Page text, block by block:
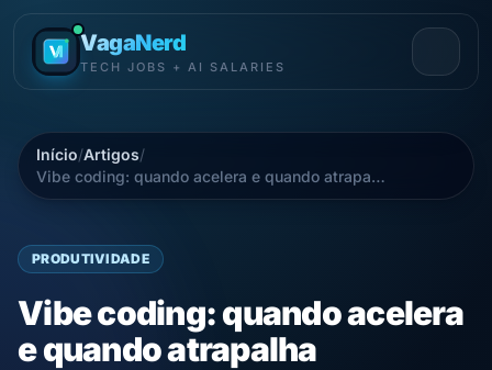
VagaNerd
TECH JOBS + AI SALARIES
Início/Artigos/
Vibe coding: quando acelera e quando atrapalha
PRODUTIVIDADE
Vibe coding: quando acelera
e quando atrapalha